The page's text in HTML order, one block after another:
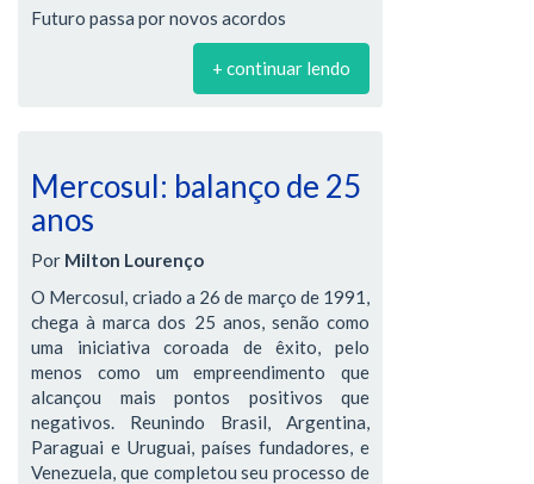
Futuro passa por novos acordos
+ continuar lendo
Mercosul: balanço de 25
anos
Por Milton Lourenço
O Mercosul, criado a 26 de março de 1991,
chega à marca dos 25 anos, senão como
uma iniciativa coroada de êxito, pelo
menos como um empreendimento que
alcançou mais pontos positivos que
negativos. Reunindo Brasil, Argentina,
Paraguai e Uruguai, países fundadores, e
Venezuela, que completou seu processo de